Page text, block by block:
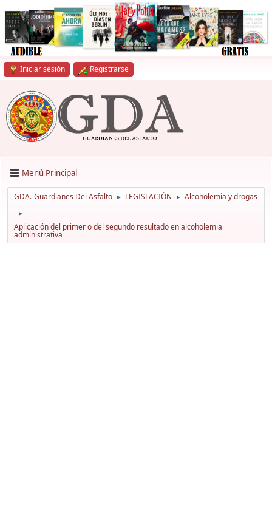
Iniciar sesión Registrarse
Menú Principal
GDA.-Guardianes Del Asfalto ► LEGISLACIÓN ► Alcoholemia y drogas
►
Aplicación del primer o del segundo resultado en alcoholemia
administrativa